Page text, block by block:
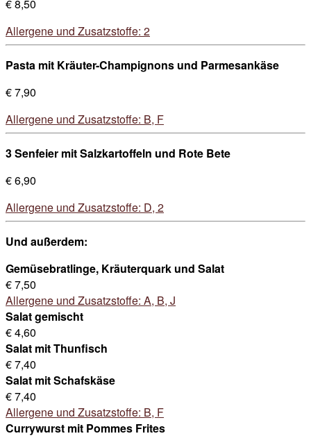
€ 8,50
Allergene und Zusatzstoffe: 2
Pasta mit Kräuter-Champignons und Parmesankäse
€ 7,90
Allergene und Zusatzstoffe: B, F
3 Senfeier mit Salzkartoffeln und Rote Bete
€ 6,90
Allergene und Zusatzstoffe: D, 2
Und außerdem:
Gemüsebratlinge, Kräuterquark und Salat
€ 7,50
Allergene und Zusatzstoffe: A, B, J
Salat gemischt
€ 4,60
Salat mit Thunfisch
€ 7,40
Salat mit Schafskäse
€ 7,40
Allergene und Zusatzstoffe: B, F
Currywurst mit Pommes Frites